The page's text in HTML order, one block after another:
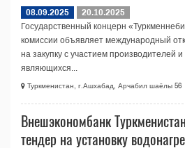
08.09.2025
20.10.2025
Государственный концерн
комиссии объявляет международный
на закупку с участием производителей и
являющихся...
Туркменистан, г.Ашхабад, Арчабил шаёлы 56
Внешэкономбанк
тендер на установку